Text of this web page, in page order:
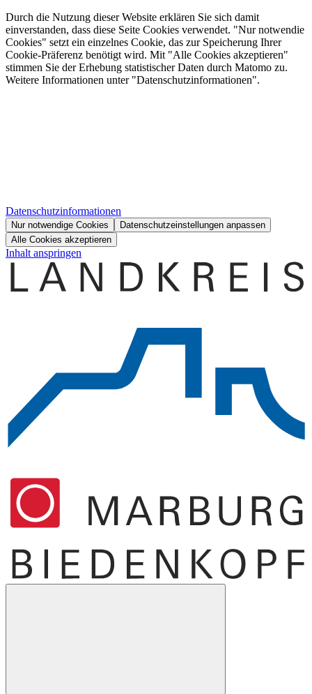
Durch die Nutzung dieser Website erklären Sie sich damit
einverstanden, dass diese Seite Cookies verwendet. "Nur notwendie
Cookies" setzt ein einzelnes Cookie, das zur Speicherung Ihrer
Cookie-Präferenz benötigt wird. Mit "Alle Cookies akzeptieren"
stimmen Sie der Erhebung statistischer Daten durch Matomo zu.
Weitere Informationen unter "Datenschutzinformationen".
Datenschutzinformationen
Nur notwendige Cookies
Datenschutzeinstellungen anpassen
Alle Cookies akzeptieren
Inhalt anspringen